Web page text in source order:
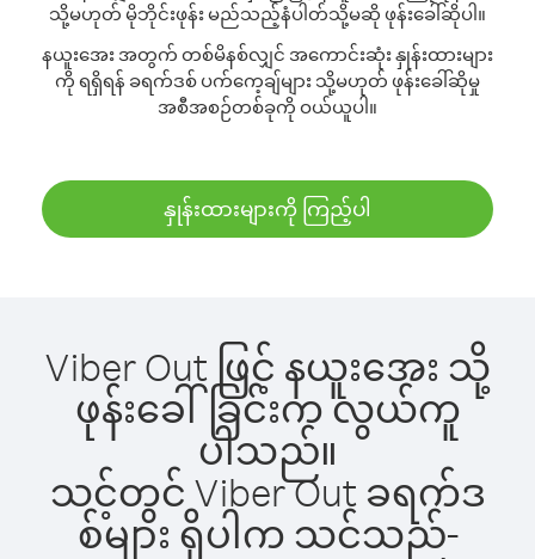
သို့မဟုတ် မိုဘိုင်းဖုန်း မည်သည့်နံပါတ်သို့မဆို ဖုန်းခေါ်ဆိုပါ။
နယူးအေး အတွက် တစ်မိနစ်လျှင် အကောင်းဆုံး နှုန်းထားများ
ကို ရရှိရန် ခရက်ဒစ် ပက်ကေ့ချ်များ သို့မဟုတ် ဖုန်းခေါ်ဆိုမှု
အစီအစဉ်တစ်ခုကို ဝယ်ယူပါ။
နှုန်းထားများကို ကြည့်ပါ
Viber Out ဖြင့် နယူးအေး သို့
ဖုန်းခေါ်ခြင်းက လွယ်ကူ
ပါသည်။
သင့်တွင် Viber Out ခရက်ဒ
စ်များ ရှိပါက သင်သည်-